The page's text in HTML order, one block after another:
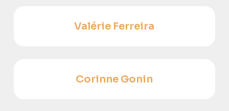
Valérie Ferreira
Corinne Gonin